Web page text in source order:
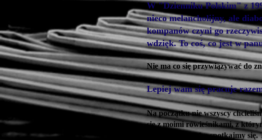
W "Dzienniku Polskim" z
nieco melancholijny, ale
kompanów czyni go
wdzięk. To coś, co jest w
Nie ma co się przywiązywać do
Lepiej wam się pracuje
Na początku nie wszyscy
się z moimi rówieśnikami, z
powiedział wtedy: spotkajmy